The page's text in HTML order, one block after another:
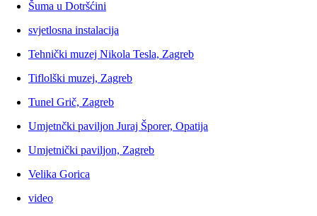
Šuma u Dotršćini
svjetlosna instalacija
Tehnički muzej Nikola Tesla, Zagreb
Tiflolški muzej, Zagreb
Tunel Grič, Zagreb
Umjetnčki paviljon Juraj Šporer, Opatija
Umjetnički paviljon, Zagreb
Velika Gorica
video